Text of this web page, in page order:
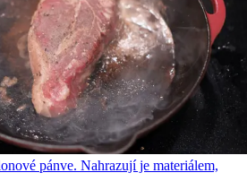
pánve. Nahrazují je materiálem,